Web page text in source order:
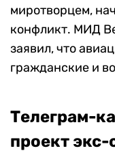
миротворцем,
конфликт. МИД
заявил, что
гражданские и
Телеграм-
проект